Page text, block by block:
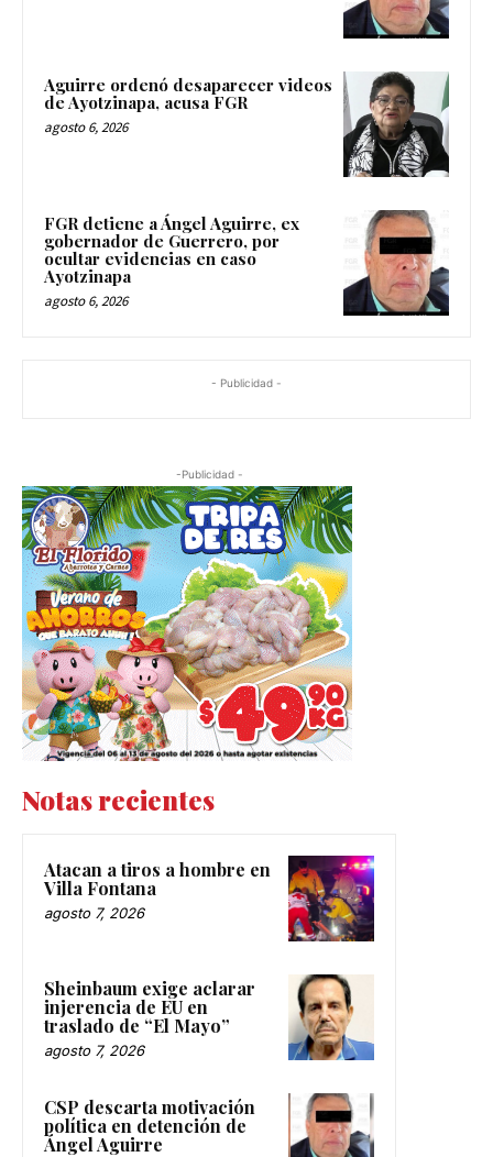
Aguirre ordenó desaparecer videos
de Ayotzinapa, acusa FGR
agosto 6, 2026
FGR detiene a Ángel Aguirre, ex
gobernador de Guerrero, por
ocultar evidencias en caso
Ayotzinapa
agosto 6, 2026
- Publicidad -
-Publicidad -
Notas recientes
Atacan a tiros a hombre en
Villa Fontana
agosto 7, 2026
Sheinbaum exige aclarar
injerencia de EU en
traslado de “El Mayo”
agosto 7, 2026
CSP descarta motivación
política en detención de
Ángel Aguirre